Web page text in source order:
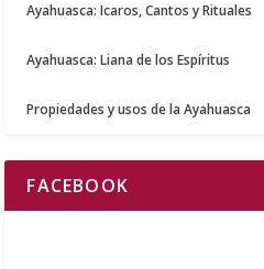
Ayahuasca: Icaros, Cantos y Rituales
Ayahuasca: Liana de los Espíritus
Propiedades y usos de la Ayahuasca
FACEBOOK